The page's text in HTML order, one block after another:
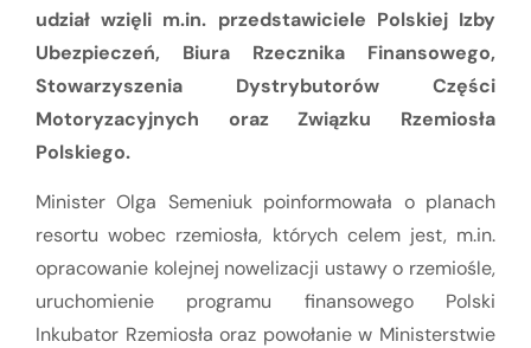
udział wzięli m.in. przedstawiciele Polskiej Izby
Ubezpieczeń, Biura Rzecznika Finansowego,
Stowarzyszenia Dystrybutorów Części
Motoryzacyjnych oraz Związku Rzemiosła
Polskiego.
Minister Olga Semeniuk poinformowała o planach
resortu wobec rzemiosła, których celem jest, m.in.
opracowanie kolejnej nowelizacji ustawy o rzemiośle,
uruchomienie programu finansowego Polski
Inkubator Rzemiosła oraz powołanie w Ministerstwie